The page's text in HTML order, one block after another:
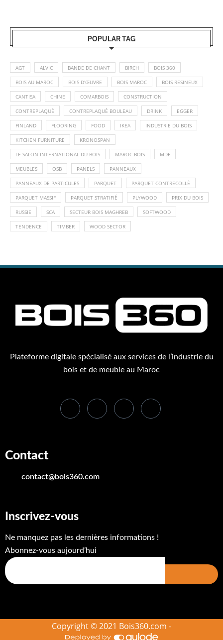
POPULAR TAG
AGT ALVIC BANDE DE CHANT BIRCH BOIS 360
BOIS AU MAROC BOIS D'ŒUVRE BOIS MAROC BOIS RESINEUX
CANTISA CHINE COMARBOIS CONSTRUCTION
CONTREPLAQUÉ CONTREPLAQUÉ BOULEAU DRINK EGGER
FINLAND FLOORING FOOD IKEA INDUSTRIE DU BOIS
KITCHEN FURNITURE KRONOSPAN
LE SALON INTERNATIONAL DU BOIS MAROC BOIS MDF
MEUBLES OSB PANELS PANNEAUX
PANNEAUX DE PARTICULES PARQUET PARQUET CONTRECOLLÉ
PARQUET MASSIF PARQUET STRATIFIÉ PLYWOOD PRIX DU BOIS
RUSSIE SCA SECTEUR BOIS MAGHREB SOFTWOOD
TENDENCE TIMBER WOOD SECTOR
Plateforme digitale spécialisé aux services de l’industrie du
bois et de meuble au Maroc
Contact
contact@bois360.com
Inscrivez-vous
Ne manquez pas les dernières informations !
Abonnez-vous aujourd’hui
Copyright © 2021 Bois360.com -